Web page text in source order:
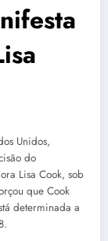
Unidos,
do
Lisa Cook, sob
que Cook
determinada a